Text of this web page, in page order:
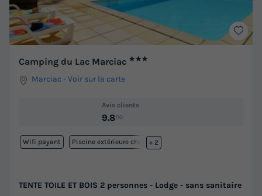
Camping du Lac Marciac ★★★
Marciac -Voir sur la carte
Avis clients
9.8/10
Wifi payant Piscine extérieure chauffée
+ 2
TENTE TOILE ET BOIS 2 personnes - Lodge - sans sanitaire